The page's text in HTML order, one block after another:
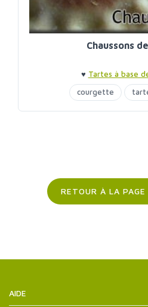
Chaussons
♥ Tartes à base
courgette
RETOUR À LA PAGE
AIDE